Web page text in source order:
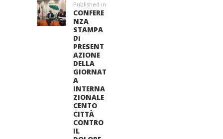
Published in
CONFERE
NZA
STAMPA
DI
PRESENT
AZIONE
DELLA
GIORNAT
A
INTERNA
ZIONALE
CENTO
CITTÀ
CONTRO
IL